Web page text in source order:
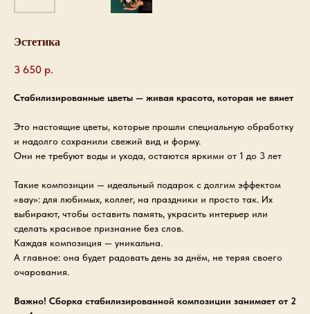
Эстетика
3 650 р.
Стабилизированные цветы — живая красота, которая не вянет
Это настоящие цветы, которые прошли специальную обработку
и надолго сохранили свежий вид и форму.
Они не требуют воды и ухода, остаются яркими от 1 до 3 лет
Такие композиции — идеальный подарок с долгим эффектом
«вау»: для любимых, коллег, на праздники и просто так. Их
выбирают, чтобы оставить память, украсить интерьер или
сделать красивое признание без слов.
Каждая композиция — уникальна.
А главное: она будет радовать день за днём, не теряя своего
очарования.
Важно! Сборка стабилизированной композиции занимает от 2